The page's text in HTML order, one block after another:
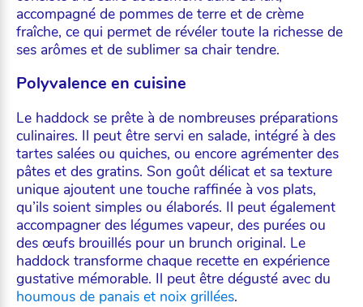
accompagné de pommes de terre et de crème
fraîche, ce qui permet de révéler toute la richesse de
ses arômes et de sublimer sa chair tendre.
Polyvalence en cuisine
Le haddock se prête à de nombreuses préparations
culinaires. Il peut être servi en salade, intégré à des
tartes salées ou quiches, ou encore agrémenter des
pâtes et des gratins. Son goût délicat et sa texture
unique ajoutent une touche raffinée à vos plats,
qu’ils soient simples ou élaborés. Il peut également
accompagner des légumes vapeur, des purées ou
des œufs brouillés pour un brunch original. Le
haddock transforme chaque recette en expérience
gustative mémorable. Il peut être dégusté avec du
houmous de panais et noix grillées.